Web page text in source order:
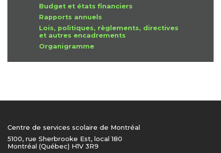
Budget et états financiers
Rapports annuels
Lois, politiques, règlements, directives
et autres encadrements
Organigramme
Centre de services scolaire de Montréal
5100, rue Sherbrooke Est, local 180
Montréal (Québec) H1V 3R9